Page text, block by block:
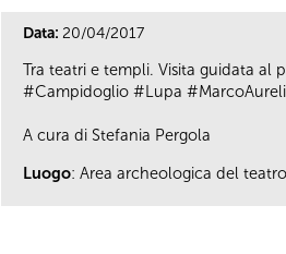
Data: 20/04/2017
Tra teatri e templi. Visita guidata
#Campidoglio #Lupa
A cura di Stefania Pergola
Luogo: Area archeologica del